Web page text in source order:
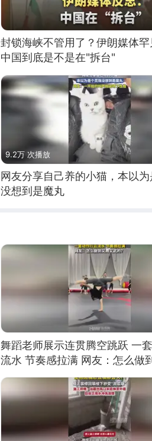
封锁海峡不管用了？伊朗媒体罕
中国到底是不是在"拆台"
9.2万 次播放
网友分享自己养的小猫，本以
没想到是魔丸
舞蹈老师展示连贯腾空跳跃 一
流水 节奏感拉满 网友：怎么做
的？